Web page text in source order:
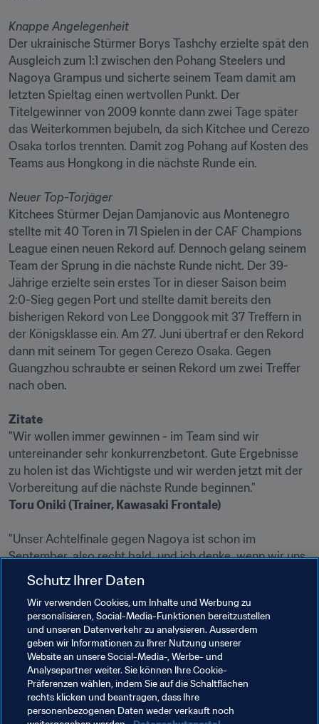
Knappe Angelegenheit
Der ukrainische Stürmer Borys Tashchy erzielte spät den
Ausgleich zum 1:1 zwischen den Pohang Steelers und
Nagoya Grampus und sicherte seinem Team damit am
letzten Spieltag einen wertvollen Punkt. Der
Titelgewinner von 2009 konnte dann zwei Tage später
das Weiterkommen bejubeln, da sich Kitchee und Cerezo
Osaka torlos trennten. Damit zog Pohang auf Kosten des
Teams aus Hongkong in die nächste Runde ein.
Neuer Top-Torjäger
Kitchees Stürmer Dejan Damjanovic aus Montenegro
stellte mit 40 Toren in 71 Spielen in der CAF Champions
League einen neuen Rekord auf. Dennoch gelang seinem
Team der Sprung in die nächste Runde nicht. Der 39-
Jährige erzielte sein erstes Tor in dieser Saison beim
2:0-Sieg gegen Port und stellte damit bereits den
bisherigen Rekord von Lee Donggook mit 37 Treffern in
der Königsklasse ein. Am 27. Juni übertraf er den Rekord
dann mit seinem Tor gegen Cerezo Osaka. Gegen
Guangzhou schraubte er seinen Rekord um zwei Treffer
nach oben.
Zitate
"Wir wollen immer gewinnen - im Team sind wir
untereinander sehr konkurrenzbetont. Gute Ergebnisse
zu holen ist das Wichtigste und wir werden jetzt mit der
Toru Oniki (Trainer, Kawasaki Frontale)
"Unser Achtelfinale gegen Nagoya ist schon im
September, also recht bald, und ich denke, wenn wir uns
darauf konzentrieren, als Team noch stärker
hoffen. Es ist jetzt eine Turniersituation und wir werden
Lee Byunggeun (Trainer, FC Daegu)
Schutz Ihrer Daten
Wir verwenden Cookies, um Inhalte und Werbung zu
personalisieren, Social-Media-Funktionen bereitzustellen
und unseren Datenverkehr zu analysieren. Ausserdem
geben wir Informationen zu Ihrer Nutzung unserer
Website an unsere Social-Media-, Werbe- und
Analysepartner weiter. Sie können Ihre Cookie-
Präferenzen wählen, indem Sie auf die Schaltflächen
rechts klicken und beantragen, dass Ihre
personenbezogenen Daten weder verkauft noch